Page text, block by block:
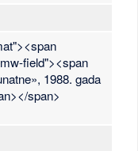
field"><span
1988. gada
span>